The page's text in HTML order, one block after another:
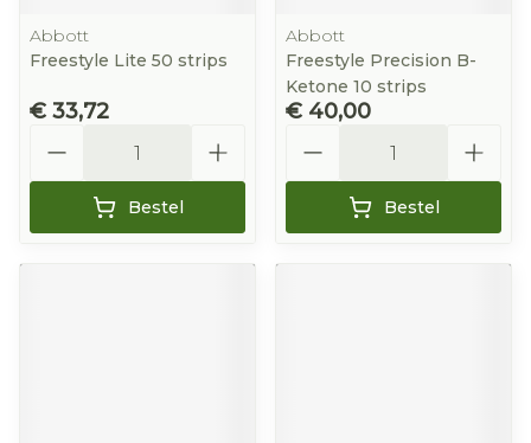
Abbott
Freestyle Lite 50 strips
€ 33,72
Bestel
Abbott
Freestyle Precision B-
Ketone 10 strips
€ 40,00
Bestel